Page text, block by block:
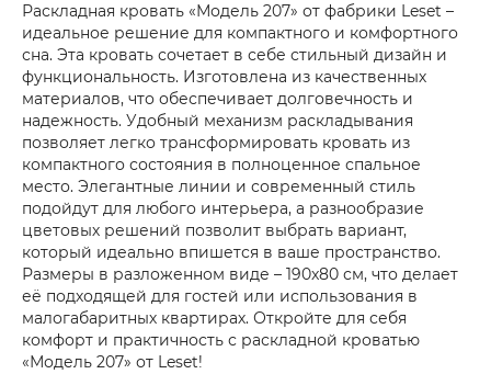
Раскладная кровать «Модель 207» от фабрики Leset –
идеальное решение для компактного и комфортного
сна. Эта кровать сочетает в себе стильный дизайн и
функциональность. Изготовлена из качественных
материалов, что обеспечивает долговечность и
надежность. Удобный механизм раскладывания
позволяет легко трансформировать кровать из
компактного состояния в полноценное спальное
место. Элегантные линии и современный стиль
подойдут для любого интерьера, а разнообразие
цветовых решений позволит выбрать вариант,
который идеально впишется в ваше пространство.
Размеры в разложенном виде – 190x80 см, что делает
её подходящей для гостей или использования в
малогабаритных квартирах. Откройте для себя
комфорт и практичность с раскладной кроватью
«Модель 207» от Leset!